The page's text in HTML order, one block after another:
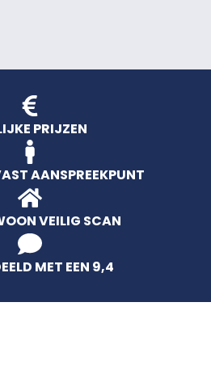
PRIJZEN
AANSPREEKPUNT
VEILIG SCAN
MET EEN 9,4